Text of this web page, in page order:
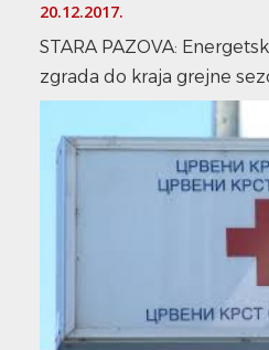
20.12.2017.
STARA PAZOVA:
zgrada do kraja grejne